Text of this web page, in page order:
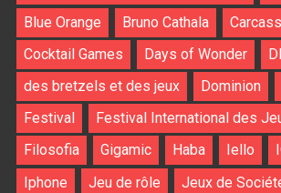
Blue Orange
Bruno Cathala
Cocktail Games
Days of Wonder
des bretzels et des jeux
Dominion
Festival
Festival International des
Filosofia
Gigamic Haba Iello
Iphone
Jeu de rôle Jeux de